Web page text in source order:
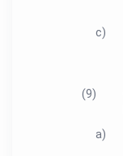
c)
(9)
a)